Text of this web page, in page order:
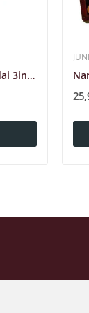
Šachmatai, šaškės, nardai 3in1 40x40cm